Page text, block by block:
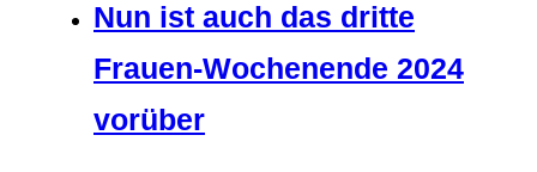
Nun ist auch das dritte
Frauen-Wochenende 2024
vorüber